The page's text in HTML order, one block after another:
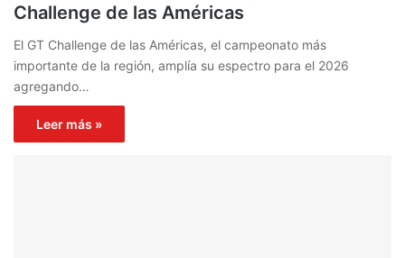
Challenge de las Américas
El GT Challenge de las Américas, el campeonato más
importante de la región, amplía su espectro para el 2026
agregando…
Leer más »